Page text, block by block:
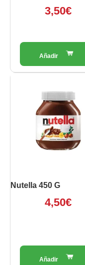
3,50€
Nutella 450 G
4,50€